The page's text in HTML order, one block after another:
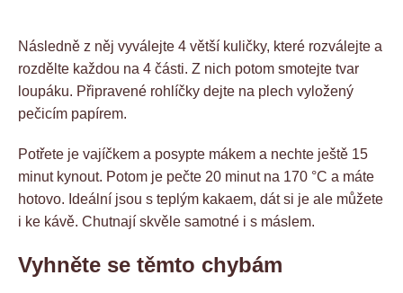
Následně z něj vyválejte 4 větší kuličky, které rozválejte a
rozdělte každou na 4 části. Z nich potom smotejte tvar
loupáku. Připravené rohlíčky dejte na plech vyložený
pečicím papírem.
Potřete je vajíčkem a posypte mákem a nechte ještě 15
minut kynout. Potom je pečte 20 minut na 170 °C a máte
hotovo. Ideální jsou s teplým kakaem, dát si je ale můžete
i ke kávě. Chutnají skvěle samotné i s máslem.
Vyhněte se těmto chybám